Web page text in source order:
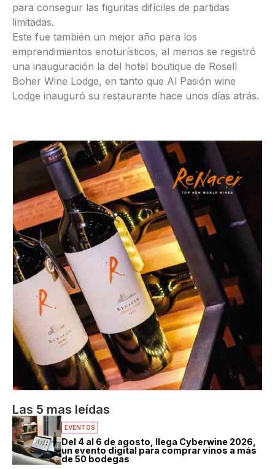
para conseguir las figuritas difíciles de partidas
limitadas.
Este fue también un mejor año para los
emprendimientos enoturísticos, al menos se registró
una inauguración la del hotel boutique de Rosell
Boher Wine Lodge, en tanto que Al Pasión wine
Lodge inauguró su restaurante hace unos días atrás.
Las 5 mas leídas
EVENTOS
Del 4 al 6 de agosto, llega Cyberwine 2026,
un evento digital para comprar vinos a más
de 50 bodegas